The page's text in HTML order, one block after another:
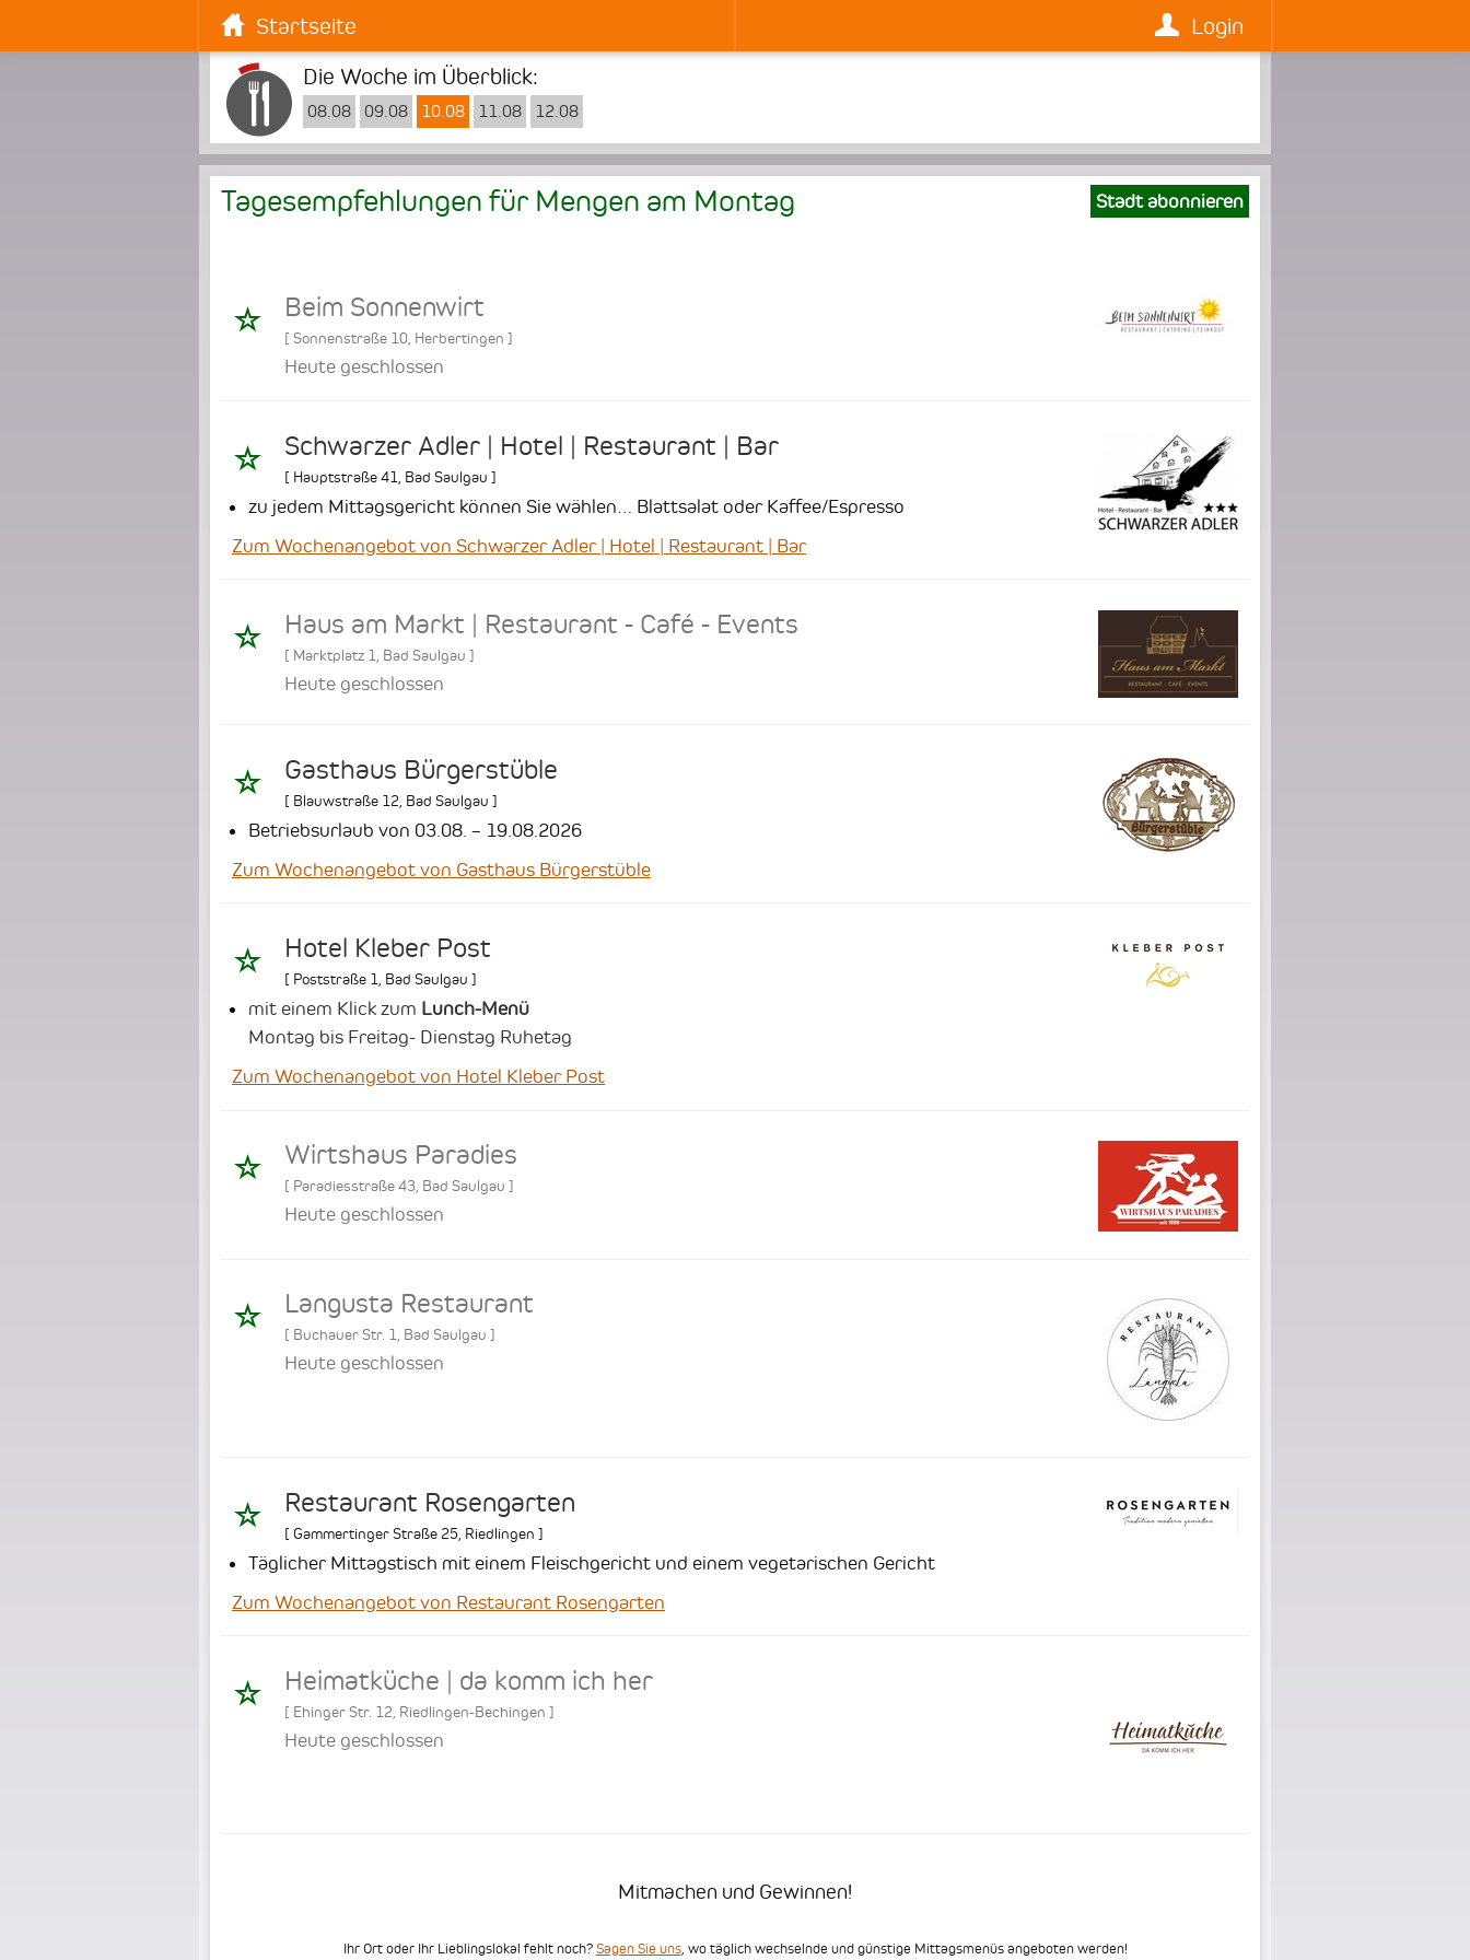
Startseite
Login
Die Woche im Überblick:
08.08 09.08 10.08 11.08 12.08
Stadt abonnieren
Tagesempfehlungen für Mengen am Montag
Beim Sonnenwirt
[ Sonnenstraße 10, Herbertingen ]
Heute geschlossen
Schwarzer Adler | Hotel | Restaurant | Bar
[ Hauptstraße 41 Bad Saulgau ]
zu jedem Mittagsgericht können Sie wählen… Blattsalat oder Kaffee/Espresso
Zum Wochenangebot von Schwarzer Adler | Hotel | Restaurant | Bar
Haus am Markt | Restaurant - Café - Events
[ Marktplatz 1 Bad Saulgau ]
Heute geschlossen
Gasthaus Bürgerstüble
[ Blauwstraße 12 Bad Saulgau ]
Betriebsurlaub von 03.08. – 19.08.2026
Zum Wochenangebot von Gasthaus Bürgerstüble
Hotel Kleber Post
[ Poststraße 1 Bad Saulgau ]
mit einem Klick zum Lunch-Menü
Montag bis Freitag- Dienstag Ruhetag
Zum Wochenangebot von Hotel Kleber Post
Wirtshaus Paradies
[ Paradiesstraße 43, Bad Saulgau ]
Heute geschlossen
Langusta Restaurant
[ Buchauer Str. 1, Bad Saulgau ]
Heute geschlossen
Restaurant Rosengarten
[ Gammertinger Straße 25 Riedlingen ]
Täglicher Mittagstisch mit einem Fleischgericht und einem vegetarischen Gericht
Zum Wochenangebot von Restaurant Rosengarten
Heimatküche | da komm ich her
[ Ehinger Str. 12 Riedlingen-Bechingen ]
Heute geschlossen
Mitmachen und Gewinnen!
Ihr Ort oder Ihr Lieblingslokal fehlt noch? Sagen Sie uns, wo täglich wechselnde und günstige Mittagsmenüs angeboten werden!